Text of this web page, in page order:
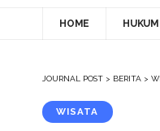
HOME HUKUM
JOURNAL POST > BERITA >
WISATA